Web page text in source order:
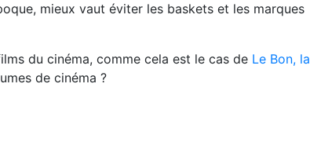
mieux vaut éviter les baskets et les marques
du cinéma, comme cela est le cas de Le Bon, la
de cinéma ?